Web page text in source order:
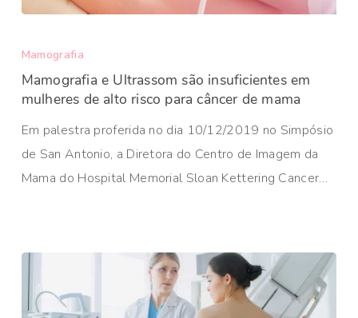
Mamografia
Mamografia e Ultrassom são insuficientes em
mulheres de alto risco para câncer de mama
Em palestra proferida no dia 10/12/2019 no Simpósio
de San Antonio, a Diretora do Centro de Imagem da
Mama do Hospital Memorial Sloan Kettering Cancer…